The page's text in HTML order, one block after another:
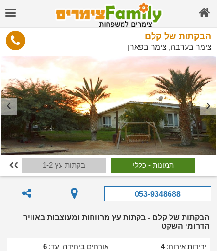
הבקתות של קלם
צימר בערבה, צימר בפארן
תמונות - כללי בקתות עץ 1-2 
053-9348688
הבקתות של קלם - בקתות עץ מרווחות ומעוצבות באוויר
הדרומי השקט
יחידות אירוח:4 אורחים ביחידה, עד: 6